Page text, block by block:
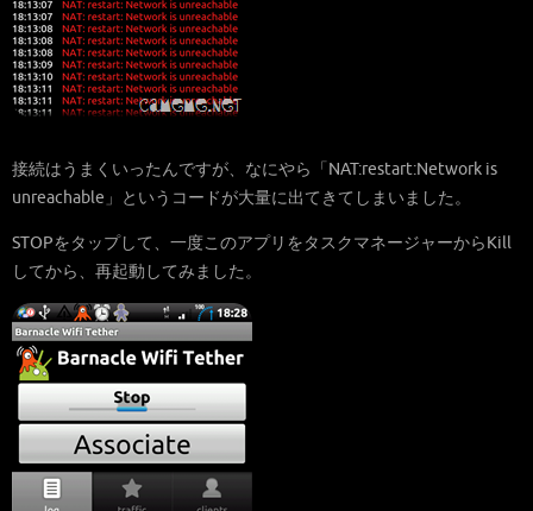
接続はうまくいったんですが、なにやら「NAT:restart:Network is
unreachable」というコードが大量に出てきてしまいました。
STOPをタップして、一度このアプリをタスクマネージャーからKill
してから、再起動してみました。